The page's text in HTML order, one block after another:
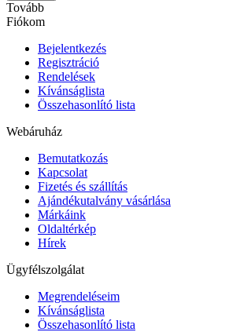
Tovább
Fiókom
Bejelentkezés
Regisztráció
Rendelések
Kívánságlista
Összehasonlító lista
Webáruház
Bemutatkozás
Kapcsolat
Fizetés és szállítás
Ajándékutalvány vásárlása
Márkáink
Oldaltérkép
Hírek
Ügyfélszolgálat
Megrendeléseim
Kívánságlista
Összehasonlító lista